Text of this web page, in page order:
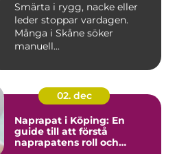
Smärta i rygg, nacke eller
leder stoppar vardagen.
Många i Skåne söker
manuell...
02. dec
Naprapat i Köping: En
guide till att förstå
naprapatens roll och